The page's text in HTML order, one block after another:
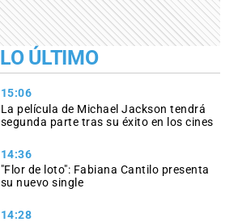
LO ÚLTIMO
15:06
La película de Michael Jackson tendrá
segunda parte tras su éxito en los cines
14:36
"Flor de loto": Fabiana Cantilo presenta
su nuevo single
14:28